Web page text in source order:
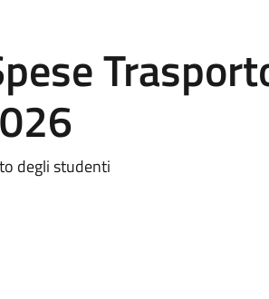
degli studenti